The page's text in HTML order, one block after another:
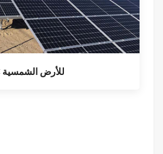
عمود من النوع C للأرض الشمسية